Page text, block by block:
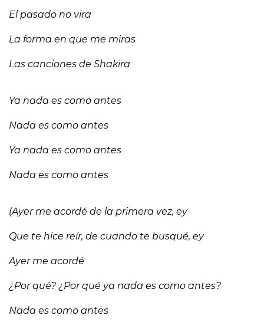
El pasado no vira
La forma en que me miras
Las canciones de Shakira
Ya nada es como antes
Nada es como antes
Ya nada es como antes
Nada es como antes
(Ayer me acordé de la primera vez, ey
Que te hice reír, de cuando te busqué, ey
Ayer me acordé
¿Por qué? ¿Por qué ya nada es como antes?
Nada es como antes